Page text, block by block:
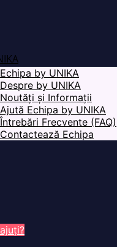
Echipa by UNIKA
Despre by UNIKA
Noutăți și Informații
Ajută Echipa by UNIKA
Întrebări Frecvente (FAQ)
Contactează Echipa